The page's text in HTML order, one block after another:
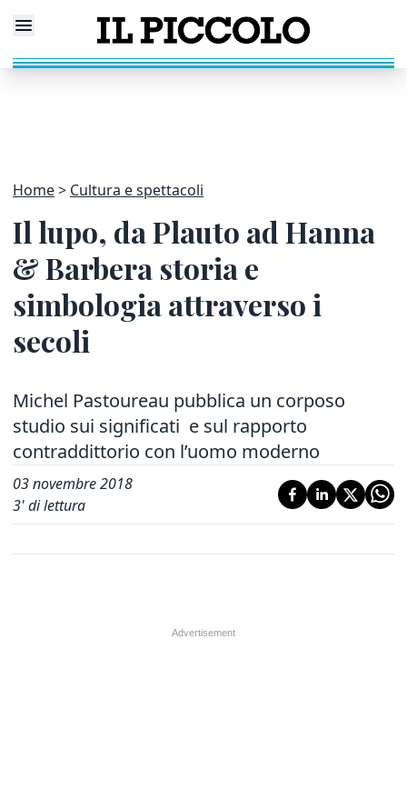
Home Cultura e spettacoli
Il lupo, da Plauto ad Hanna
& Barbera storia e
simbologia attraverso i
secoli
Michel Pastoureau pubblica un corposo
studio sui significati e sul rapporto
contraddittorio con l’uomo moderno
03 novembre 2018
3' di lettura